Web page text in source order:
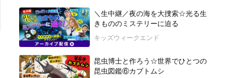
＼生中継／夜の海を大捜索☆光る生
きもののミステリーに迫る
キッズウィークエンド
昆虫博士と作ろう☆世界でひとつの
昆虫図鑑⑥カブトムシ